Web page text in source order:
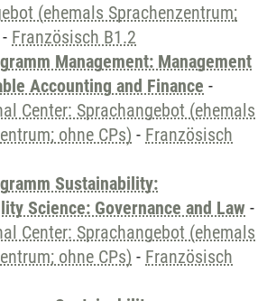
(ehemals Sprachenzentrum;
- Französisch B1.2
Management: Management
Accounting and Finance -
Center: Sprachangebot (ehemals
ohne CPs) - Französisch
Sustainability:
Science: Governance and Law -
Center: Sprachangebot (ehemals
ohne CPs) - Französisch